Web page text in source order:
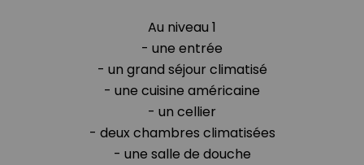
Au niveau 1
- une entrée
- un grand séjour climatisé
- une cuisine américaine
- un cellier
- deux chambres climatisées
- une salle de douche